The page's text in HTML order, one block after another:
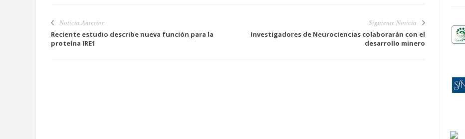
Noticia Anterior
Reciente estudio describe nueva función para la
proteína IRE1
Siguiente Noticia
Investigadores de Neurociencias colaborarán con el
desarrollo minero